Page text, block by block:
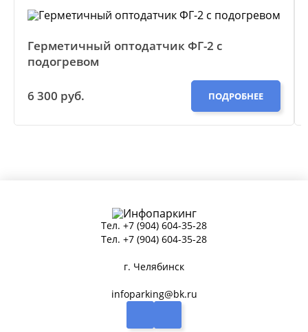
Герметичный оптодатчик ФГ-2 с
подогревом
6 300 руб. ПОДРОБНЕЕ
Тел. +7 (904) 604-35-28
Тел. +7 (904) 604-35-28
г. Челябинск
infoparking@bk.ru